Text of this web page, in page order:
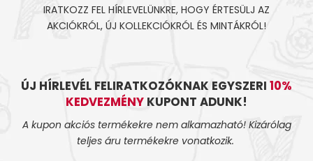
IRATKOZZ FEL HÍRLEVELÜNKRE, HOGY ÉRTESÜLJ AZ
AKCIÓKRÓL, ÚJ KOLLEKCIÓKRÓL ÉS MINTÁKRÓL!
ÚJ HÍRLEVÉL FELIRATKOZÓKNAK EGYSZERI 10%
KEDVEZMÉNY KUPONT ADUNK!
A kupon akciós termékekre nem alkamazható! Kizárólag
teljes áru termékekre vonatkozik.